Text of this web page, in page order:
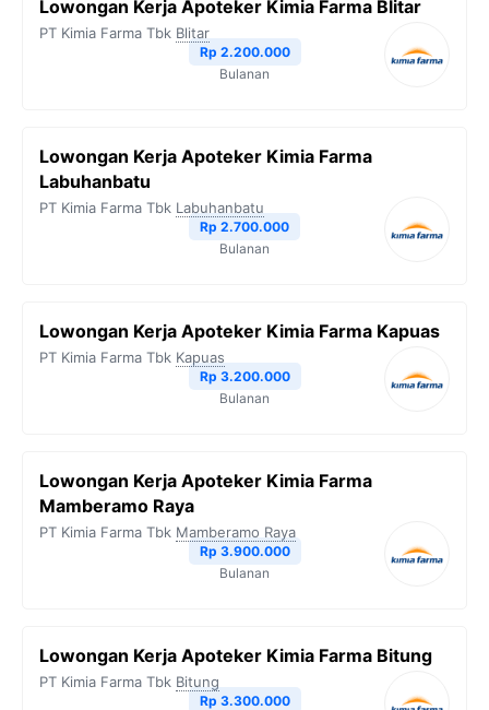
o
e
r
A
p
i
n
k
Lowongan Kerja Apoteker Kimia Farma Blitar
PT Kimia Farma Tbk Blitar
Rp 2.200.000
Bulanan
Lowongan Kerja Apoteker Kimia Farma
Labuhanbatu
PT Kimia Farma Tbk Labuhanbatu
Rp 2.700.000
Bulanan
Lowongan Kerja Apoteker Kimia Farma Kapuas
PT Kimia Farma Tbk Kapuas
Rp 3.200.000
Bulanan
Lowongan Kerja Apoteker Kimia Farma
Mamberamo Raya
PT Kimia Farma Tbk Mamberamo Raya
Rp 3.900.000
Bulanan
Lowongan Kerja Apoteker Kimia Farma Bitung
PT Kimia Farma Tbk Bitung
Rp 3.300.000